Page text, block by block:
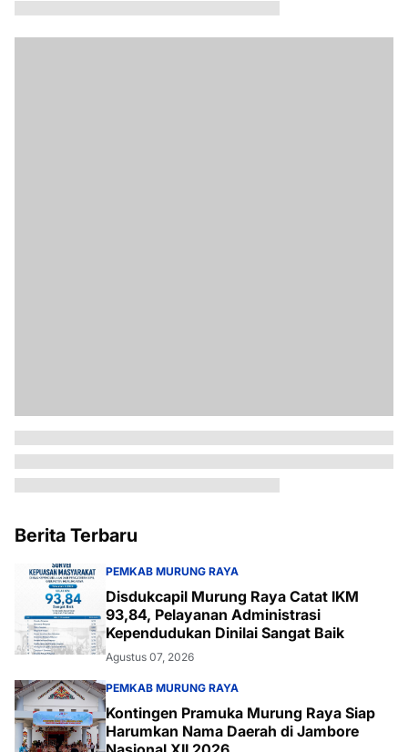
Berita Terbaru
PEMKAB MURUNG RAYA
Disdukcapil Murung Raya Catat IKM
93,84, Pelayanan Administrasi
Kependudukan Dinilai Sangat Baik
Agustus 07, 2026
PEMKAB MURUNG RAYA
Kontingen Pramuka Murung Raya Siap
Harumkan Nama Daerah di Jambore